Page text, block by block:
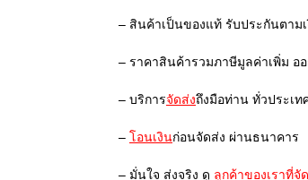
– สินค้าเป็นของแท้ รับประกันตาม
– ราคาสินค้ารวมภาษีมูลค่าเพิ่ม อ
– บริการจัดส่งถึงมือท่าน ทั่วประเท
– โอนเงินก่อนจัดส่ง ผ่านธนาคาร
– มั่นใจ ส่งจริง ดู ลูกค้าของเราที่จั